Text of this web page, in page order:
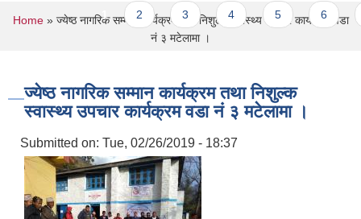
Pages
1 2 3 4 5 6 7
You are here
Home» ज्येष्ठ नागरिक सम्मान कार्यक्रम तथा निशुल्क स्वास्थ्य उपचार कार्यक्रम वडा
नं‍ ३ मटेलामा ।
ज्येष्ठ नागरिक सम्मान कार्यक्रम तथा निशुल्क
स्वास्थ्य उपचार कार्यक्रम वडा नं‍ ३ मटेलामा ।
Submitted on: Tue, 02/26/2019 - 18:37